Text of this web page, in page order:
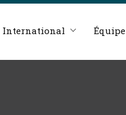
International Équipe